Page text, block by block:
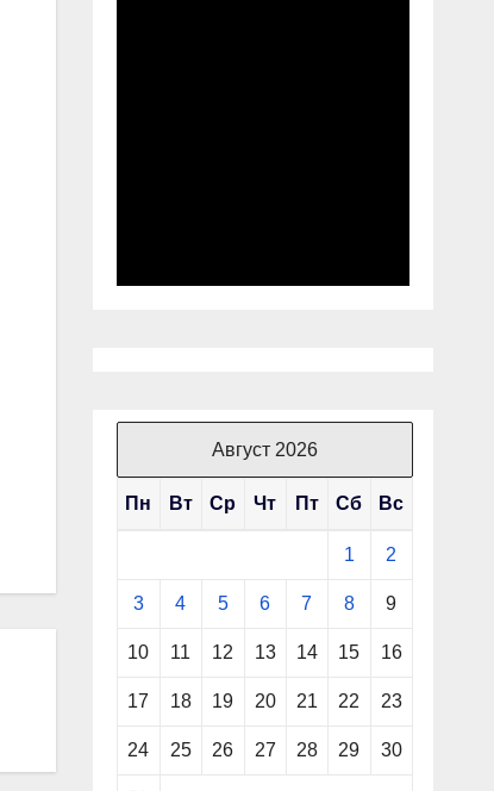
Август 2026
Пн Вт Ср Чт Пт Сб Вс
1 2
3 4 5 6 7 8 9
10 11 12 13 14 15 16
17 18 19 20 21 22 23
24 25 26 27 28 29 30